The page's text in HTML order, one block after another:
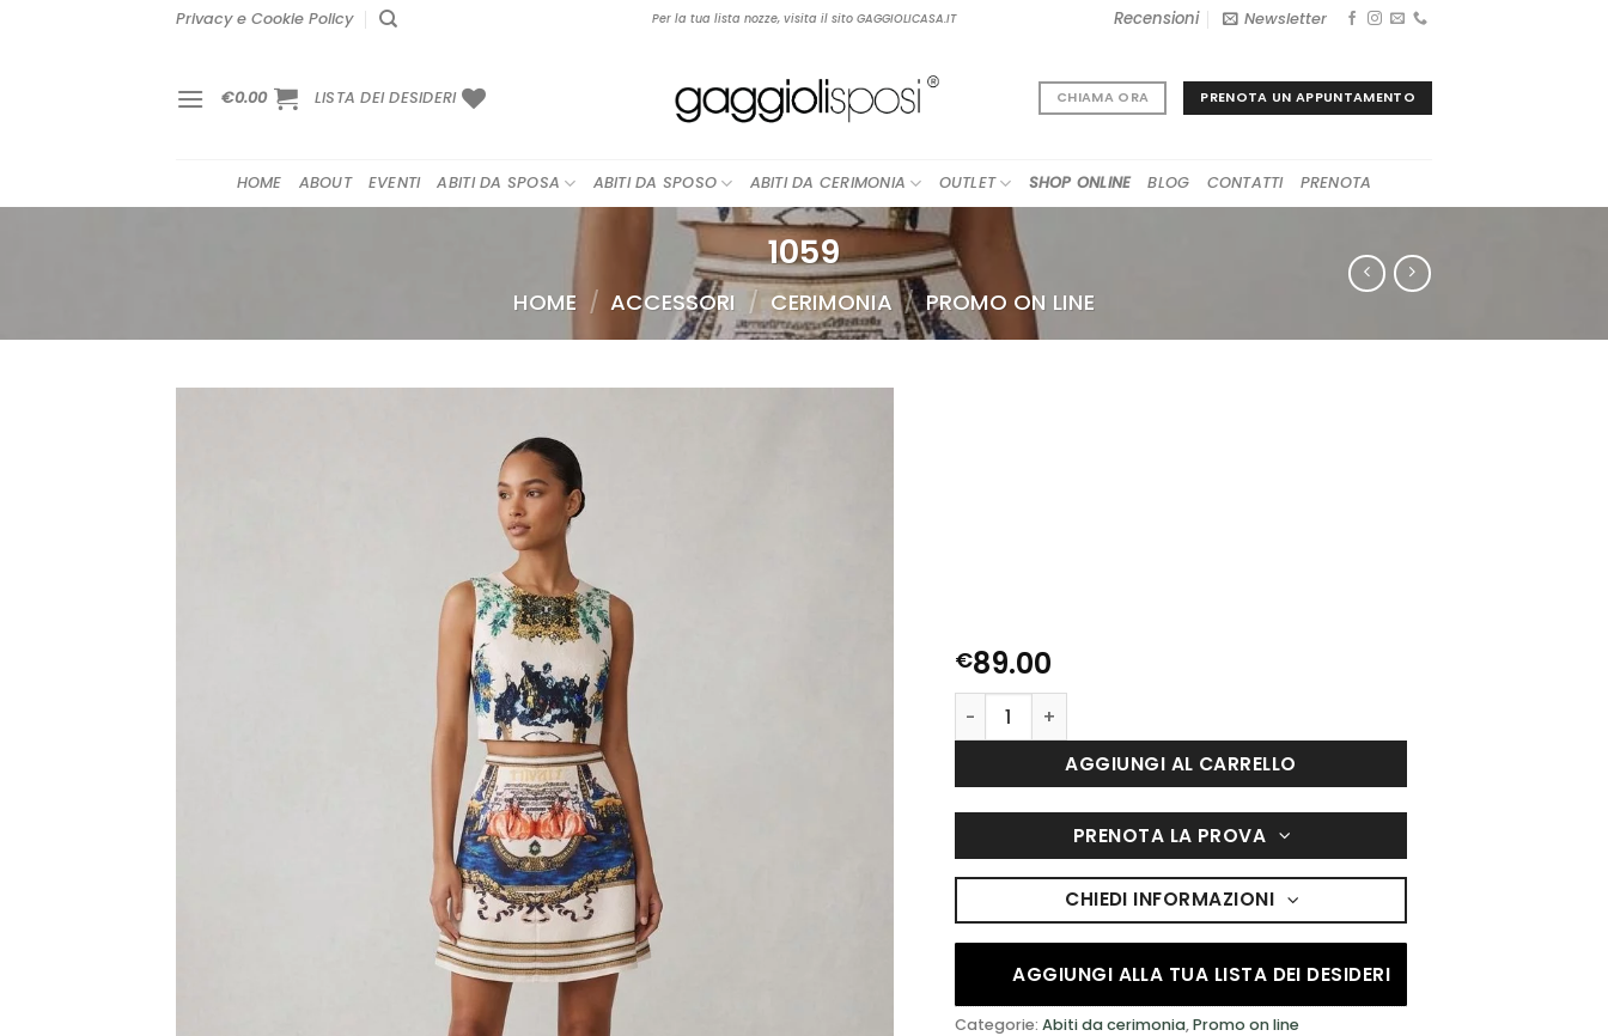
Privacy e Cookie Policy Per la tua lista nozze, visita il sito GAGGIOLICASA.IT Recensioni Newsletter
€0.00 LISTA DEI DESIDERI CHIAMA ORA PRENOTA UN APPUNTAMENTO
HOME ABOUT EVENTI ABITI DA SPOSA ABITI DA SPOSO ABITI DA CERIMONIA OUTLET SHOP ONLINE BLOG CONTATTI PRENOTA
1059
HOME / ACCESSORI / CERIMONIA / PROMO ON LINE
€89.00
1059 quantità
AGGIUNGI AL CARRELLO
PRENOTA LA PROVA
CHIEDI INFORMAZIONI
AGGIUNGI ALLA TUA LISTA DEI DESIDERI
Categorie: Abiti da cerimonia,Promo on line